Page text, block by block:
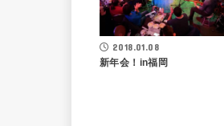
2018.01.08
新年会！in福岡